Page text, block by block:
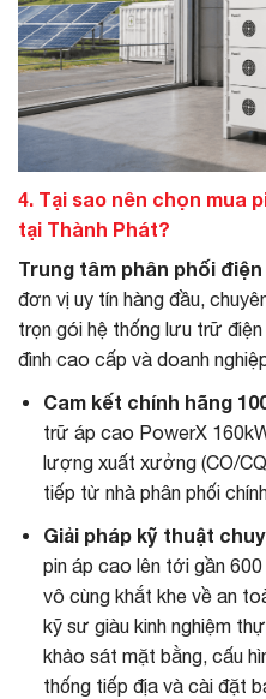
4. Tại sao nên chọn mua
tại Thành Phát?
Trung tâm phân phối
đơn vị uy tín hàng đầu,
trọn gói hệ thống lưu trữ
đình cao cấp và doanh
Cam kết chính hãng
trữ áp cao PowerX
lượng xuất xưởng (CO/
tiếp từ nhà phân phối
Giải pháp kỹ thuật
pin áp cao lên tới gần
vô cùng khắt khe về an
kỹ sư giàu kinh nghiệm
khảo sát mặt bằng, cấu
thống tiếp địa và cài đặt